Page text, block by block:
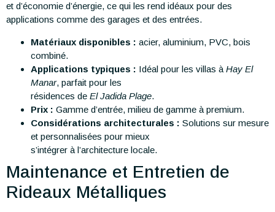
et d’économie d’énergie, ce qui les rend idéaux pour des
applications comme des garages et des entrées.
Matériaux disponibles : acier, aluminium, PVC, bois
combiné.
Applications typiques : Idéal pour les villas à Hay El
Manar, parfait pour les
résidences de El Jadida Plage.
Prix : Gamme d’entrée, milieu de gamme à premium.
Considérations architecturales : Solutions sur mesure
et personnalisées pour mieux
s’intégrer à l’architecture locale.
Maintenance et Entretien de
Rideaux Métalliques